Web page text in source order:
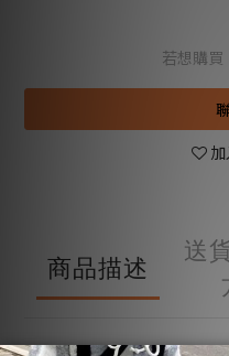
若想購買
商品描述
送